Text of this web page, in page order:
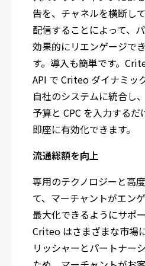
告を、チャネルを横断し
配信することによって、
効果的にリエンゲージで
す。導入も簡単です。
API で Criteo ダイナミッ
自社のシステムに統合し
予算と CPC を入力する
即座に有効化できます。
流通総額を向上
専用のテクノロジーと高
て、マーチャントがエン
最大化できるようにサポ
Criteo はさまざまな市場
リッシャーとパートナー